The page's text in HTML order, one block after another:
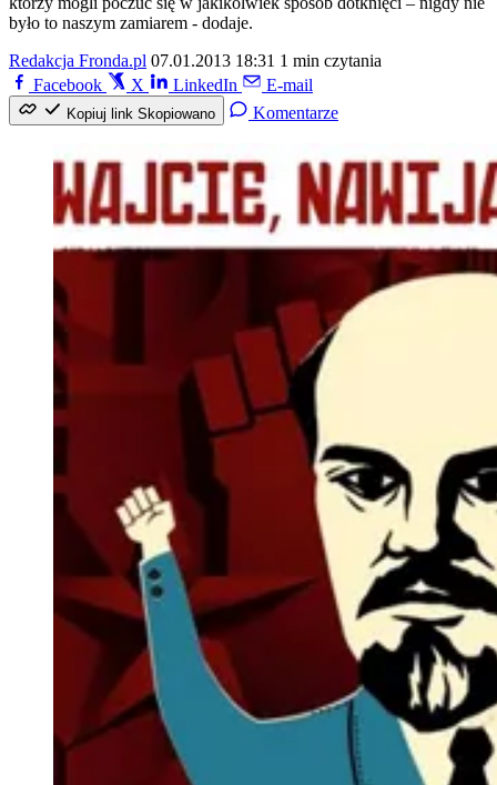
było to naszym zamiarem - dodaje.
Redakcja Fronda.pl 07.01.2013 18:31 1 min czytania
Facebook
X LinkedIn E-mail
Kopiuj link Skopiowano Komentarze